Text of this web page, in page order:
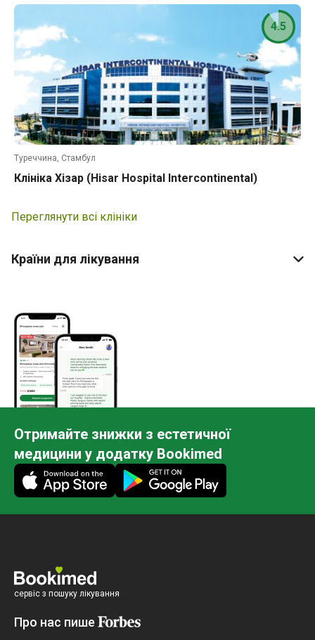
Туреччина, Стамбул
Клініка Хізар (Hisar Hospital Intercontinental)
4.5
Переглянути всі клініки
Країни для лікування
Отримайте знижки з естетичної
медицини у додатку Bookimed
сервіс з пошуку лікування
Про нас пише